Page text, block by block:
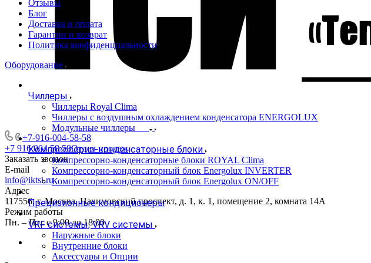
+7-916-004-58-58
+7 916 004 58 58Отдел продаж
Заказать звонок
E-mail
info@iktsi.ru
Адрес
117556, г. Москва, Нахимовский проспект, д. 1, к. 1, помещение 2, комната 14А
Режим работы
Пн. – Пт.: с 9:00 до 18:00
Отзывы
Блог
Доставка и оплата
Гарантии и возврат
Политика конфиденциальности
Оборудование
Чиллеры
Чиллеры Royal Clima
Чиллеры с воздушным охлаждением конденсатора ENERGOLUX
Модульные чиллеры
Компрессорно-конденсаторные блоки
Компрессорно-конденсаторные блоки ROYAL Clima
Компрессорно-конденсаторный блок Energolux INVERTER
Компрессорно-конденсаторный блок Energolux ON/OFF
Прецизионные кондиционеры
VRF системы, VRV системы
Наружные блоки
Внутренние блоки
Аксессуары и Опции